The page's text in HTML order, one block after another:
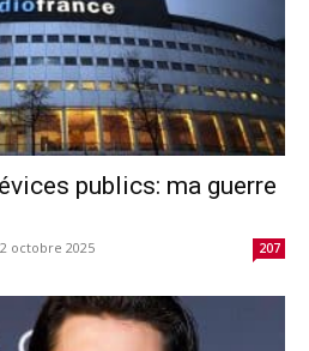
publics: ma guerre
octobre 2025 207